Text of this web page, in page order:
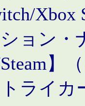
ョン・
Steam】
ライカ